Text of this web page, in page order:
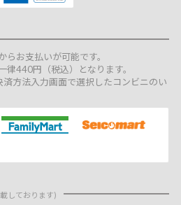
お支払いが可能です。
律440円（税込）となります。
方法入力画面で選択したコンビニのい
しております)